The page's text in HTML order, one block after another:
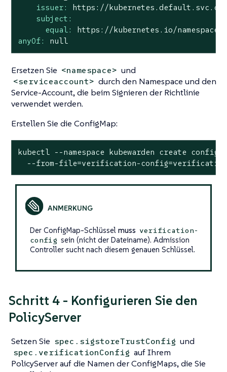
issuer:
https://
subject:
equal:
https://kubernetes.io/namespaces/
anyOf:
null
Ersetzen Sie <namespace> und
<serviceaccount> durch den Namespace und den
Service-Account, die beim Signieren der Richtlinie
verwendet werden.
Erstellen Sie die ConfigMap:
kubectl --namespace kubewarden create
--from-file=verification-
Der ConfigMap-Schlüssel muss verification-
config sein (nicht der Dateiname). Admission
Controller sucht nach diesem genauen Schlüssel.
Schritt 4 - Konfigurieren Sie den
PolicyServer
Setzen Sie spec.sigstoreTrustConfig und
spec.verificationConfig auf Ihrem
PolicyServer auf die Namen der ConfigMaps, die Sie